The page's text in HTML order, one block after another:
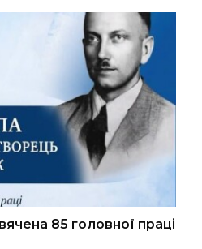
85 головної праці